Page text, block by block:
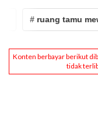
# ruang tamu mewah